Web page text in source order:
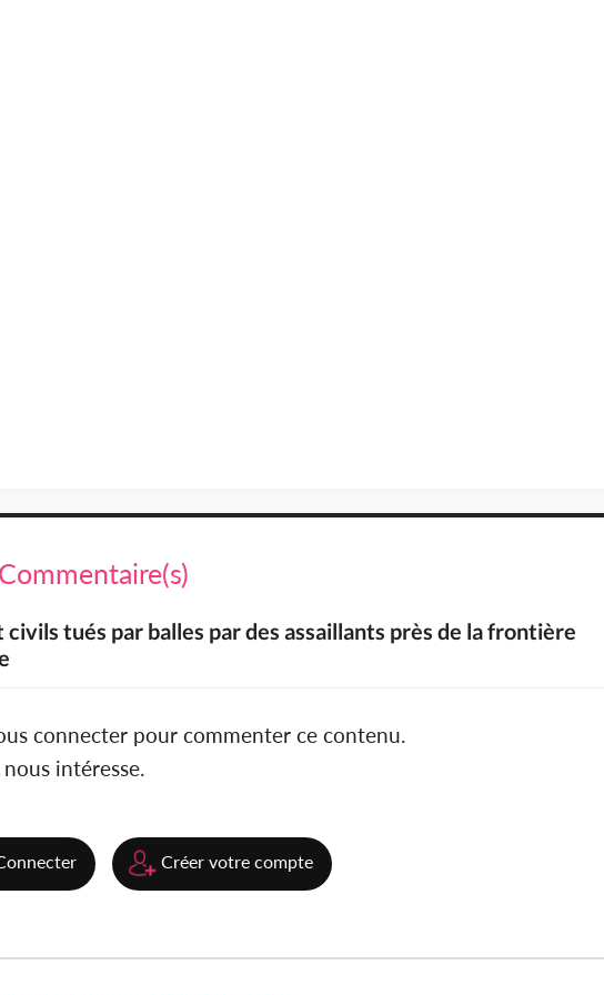
civils tués par balles par des assaillants près de la frontière
connecter pour commenter ce contenu.
intéresse.
Créer votre compte